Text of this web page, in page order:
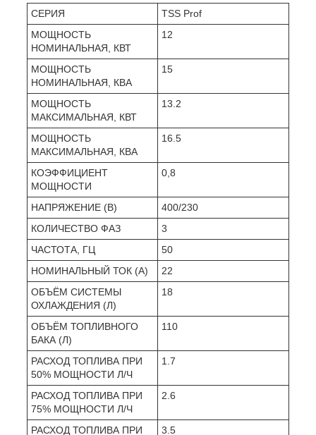
СЕРИЯ
TSS Prof
МОЩНОСТЬ
НОМИНАЛЬНАЯ, КВТ
12
МОЩНОСТЬ
НОМИНАЛЬНАЯ, КВА
15
МОЩНОСТЬ
МАКСИМАЛЬНАЯ, КВТ
13.2
МОЩНОСТЬ
МАКСИМАЛЬНАЯ, КВА
16.5
КОЭФФИЦИЕНТ
МОЩНОСТИ
0,8
НАПРЯЖЕНИЕ (В)
400/230
КОЛИЧЕСТВО ФАЗ
3
ЧАСТОТА, ГЦ
50
НОМИНАЛЬНЫЙ ТОК (А)
22
ОБЪЁМ СИСТЕМЫ
ОХЛАЖДЕНИЯ (Л)
18
ОБЪЁМ ТОПЛИВНОГО
БАКА (Л)
110
РАСХОД ТОПЛИВА ПРИ
50% МОЩНОСТИ Л/Ч
1.7
РАСХОД ТОПЛИВА ПРИ
75% МОЩНОСТИ Л/Ч
2.6
РАСХОД ТОПЛИВА ПРИ 3.5